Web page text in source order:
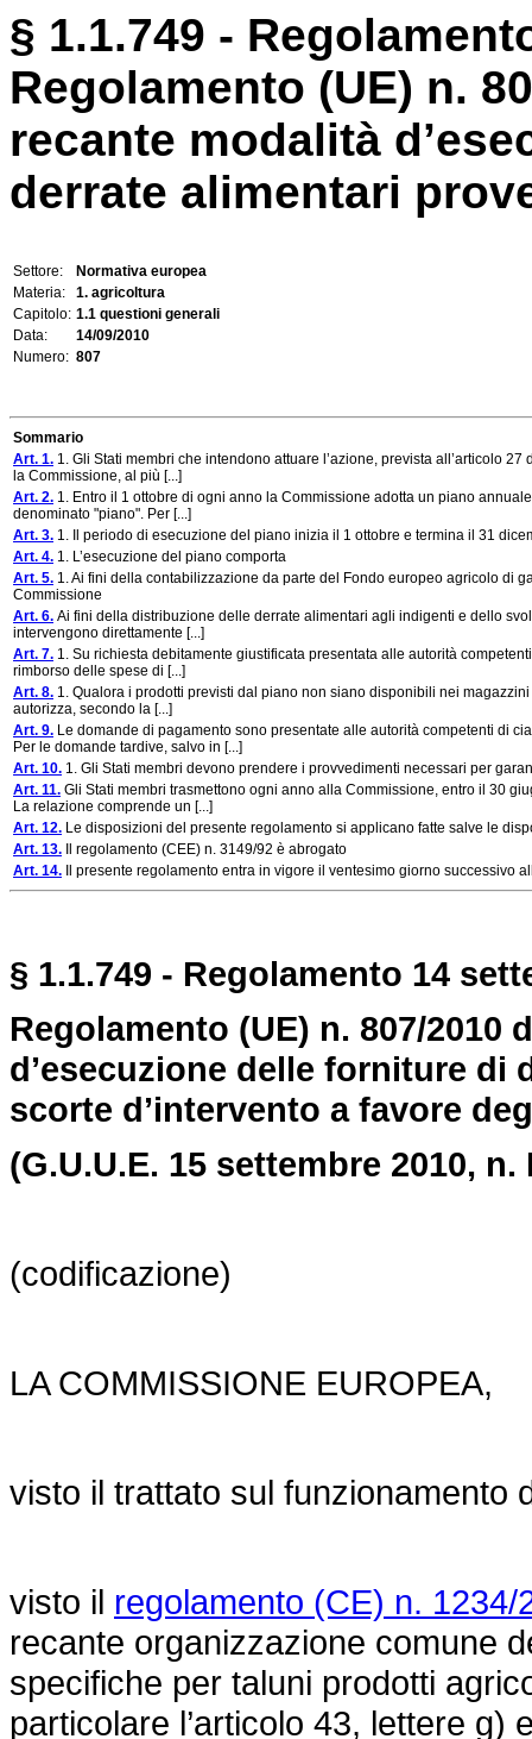
§ 1.1.749 -
Regolamento (UE) n.
recante modalità
derrate alimentari
Settore:
Normativa europea
Materia:
1. agricoltura
Capitolo: 1.1 questioni generali
Data:
14/09/2010
Numero: 807
Sommario
Art. 1. 1. Gli Stati membri che intendono attuare l’azione, prevista all’articolo
la Commissione, al più [...]
Art. 2. 1. Entro il 1 ottobre di ogni anno la Commissione adotta un piano
denominato "piano". Per [...]
Art. 3. 1. Il periodo di esecuzione del piano inizia il 1 ottobre e termina il 31
Art. 4. 1. L’esecuzione del piano comporta
Art. 5. 1. Ai fini della contabilizzazione da parte del Fondo europeo agricolo di
Commissione
Art. 6. Ai fini della distribuzione delle derrate alimentari agli indigenti e dello
intervengono direttamente [...]
Art. 7. 1. Su richiesta debitamente giustificata presentata alle autorità
rimborso delle spese di [...]
Art. 8. 1. Qualora i prodotti previsti dal piano non siano disponibili nei
autorizza, secondo la [...]
Art. 9. Le domande di pagamento sono presentate alle autorità competenti di
Per le domande tardive, salvo in [...]
Art. 10. 1. Gli Stati membri devono prendere i provvedimenti necessari per
Art. 11. Gli Stati membri trasmettono ogni anno alla Commissione, entro il 30
La relazione comprende un [...]
Art. 12. Le disposizioni del presente regolamento si applicano fatte salve le
Art. 13. Il regolamento (CEE) n. 3149/92 è abrogato
Art. 14. Il presente regolamento entra in vigore il ventesimo giorno successivo
§ 1.1.749 - Regolamento 14
Regolamento (UE) n. 807/
d’esecuzione delle forniture di
scorte d’intervento a favore
(G.U.U.E. 15 settembre 2010, n.
(codificazione)
LA COMMISSIONE EUROPEA,
visto il trattato sul funzionamento
visto il regolamento (CE) n.
recante organizzazione comune
specifiche per taluni prodotti
particolare l’articolo 43, lettere g)